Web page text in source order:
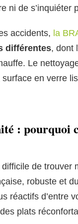
ni de s’inquiéter
accidents, la
différentes, dont
Le
en verre
: pourquoi
de trouver
robuste et
réactifs d’entre
plats